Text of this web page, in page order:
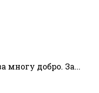
многу добро. За...